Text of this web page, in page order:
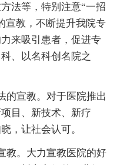
法等，特别注意“一招
宣教，不断提升我院专
来吸引患者，促进专
、以名科创名院之
宣教。对于医院推出
目、新技术、新疗
，让社会认可。
。大力宣教医院的好